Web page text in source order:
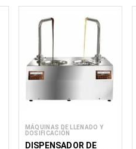
MÁQUINAS DE LLENADO Y
DOSIFICACIÓN
DISPENSADOR DE